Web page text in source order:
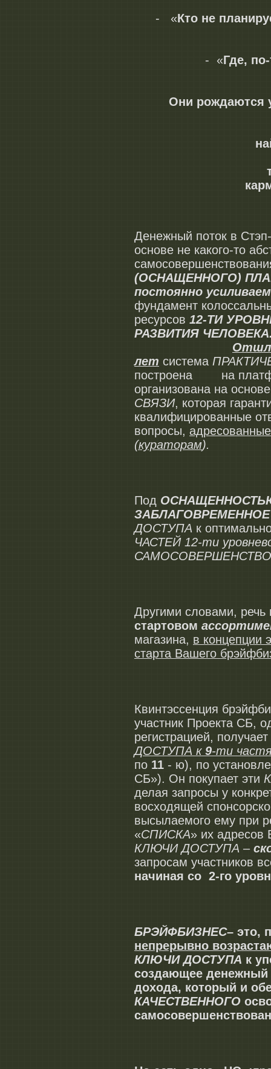
- «Кто не
- «Где,
Они рождаются
Денежный поток в
основе не какого-
(ОСНАЩЕННОГО)
постоянно
фундамент
ресурсов 12-ТИ
РАЗВИТИЯ
лет система
построена на
организована на
СВЯЗИ, которая
квалифицированные
вопросы,
(кураторам).
Под
ЗАБЛАГОВРЕМЕННОЕ
ДОСТУПА к
ЧАСТЕЙ 12-ти
Другими словами, речь
стартовом
магазина, в концепции
старта Вашего
Квинтэссенция
участник Проекта
регистрацией, получает
ДОСТУПА к 9-ти
по 11 - ю), по
СБ»). Он покупает эти
делая запросы у
восходящей
высылаемого ему при
«СПИСКА» их
КЛЮЧИ ДОСТУПА –
запросам участников
начиная со 2-го
БРЭЙФБИЗНЕС– это,
непрерывно
КЛЮЧИ ДОСТУПА к
создающее денежный
дохода, который и
КАЧЕСТВЕННОГО